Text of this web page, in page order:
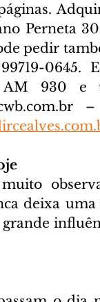
Perneta
pedir
0645.
–
deixa